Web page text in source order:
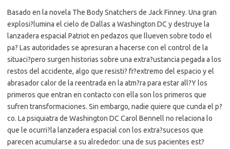
Basado en la novela The Body Snatchers de Jack Finney. Una gran
explosi?lumina el cielo de Dallas a Washington DC y destruye la
lanzadera espacial Patriot en pedazos que llueven sobre todo el
pa? Las autoridades se apresuran a hacerse con el control de la
situaci?pero surgen historias sobre una extra?ustancia pegada a los
restos del accidente, algo que resisti? fr?extremo del espacio y el
abrasador calor de la reentrada en la atm?ra para estar all?Y los
primeros que entran en contacto con ella son los primeros que
sufren transformaciones. Sin embargo, nadie quiere que cunda el p?
co. La psiquiatra de Washington DC Carol Bennell no relaciona lo
que le ocurri?la lanzadera espacial con los extra?sucesos que
parecen acumularse a su alrededor: una de sus pacientes est?